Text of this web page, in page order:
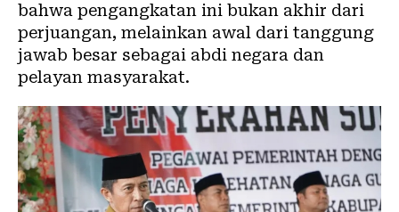
bahwa pengangkatan ini bukan akhir dari
perjuangan, melainkan awal dari tanggung
jawab besar sebagai abdi negara dan
pelayan masyarakat.